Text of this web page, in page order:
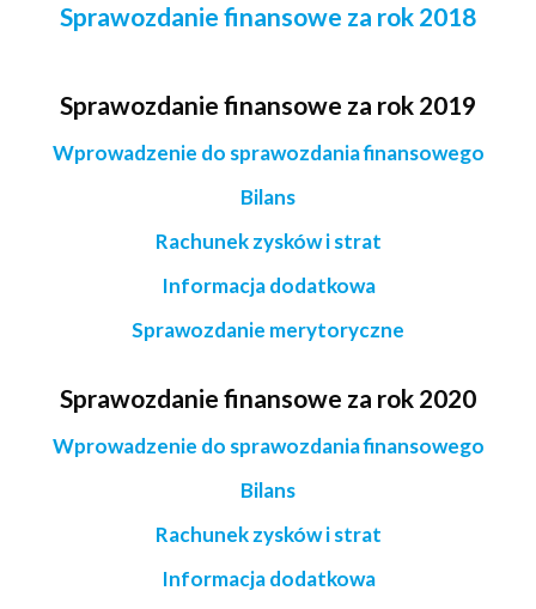
Sprawozdanie finansowe za rok 2018
Sprawozdanie finansowe za rok 2019
Wprowadzenie do sprawozdania finansowego
Bilans
Rachunek zysków i strat
Informacja dodatkowa
Sprawozdanie merytoryczne
Sprawozdanie finansowe za rok 2020
Wprowadzenie do sprawozdania finansowego
Bilans
Rachunek zysków i strat
Informacja dodatkowa